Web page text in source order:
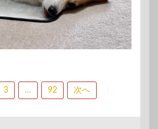
3 … 92 次へ